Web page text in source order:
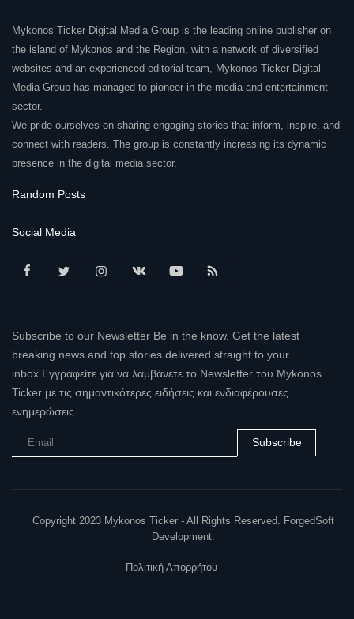
Mykonos Ticker Digital Media Group is the leading online publisher on
the island of Mykonos and the Region, with a network of diversified
websites and an experienced editorial team, Mykonos Ticker Digital
Media Group has managed to pioneer in the media and entertainment
sector.
We pride ourselves on sharing engaging stories that inform, inspire, and
connect with readers. The group is constantly increasing its dynamic
presence in the digital media sector.
Random Posts
Social Media
Subscribe to our Newsletter Be in the know. Get the latest
breaking news and top stories delivered straight to your
inbox.Εγγραφείτε για να λαμβάνετε το Newsletter του Mykonos
Ticker με τις σημαντικότερες ειδήσεις και ενδιαφέρουσες
ενημερώσεις.
Subscribe
Copyright 2023 Mykonos Ticker - All Rights Reserved. ForgedSoft
Development.
Πολιτική Απορρήτου